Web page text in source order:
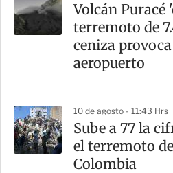
Volcán Puracé
terremoto de
ceniza
aeropuerto
10 de agosto - 11:43 Hrs
Sube a 77 la
el terremoto
Colombia